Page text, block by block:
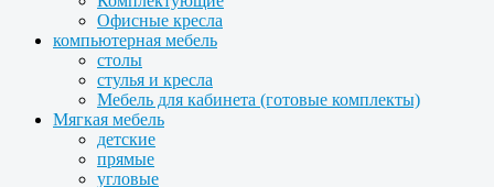
Офисные кресла
компьютерная мебель
столы
стулья и кресла
Мебель для кабинета (готовые комплекты)
Мягкая мебель
детские
прямые
угловые